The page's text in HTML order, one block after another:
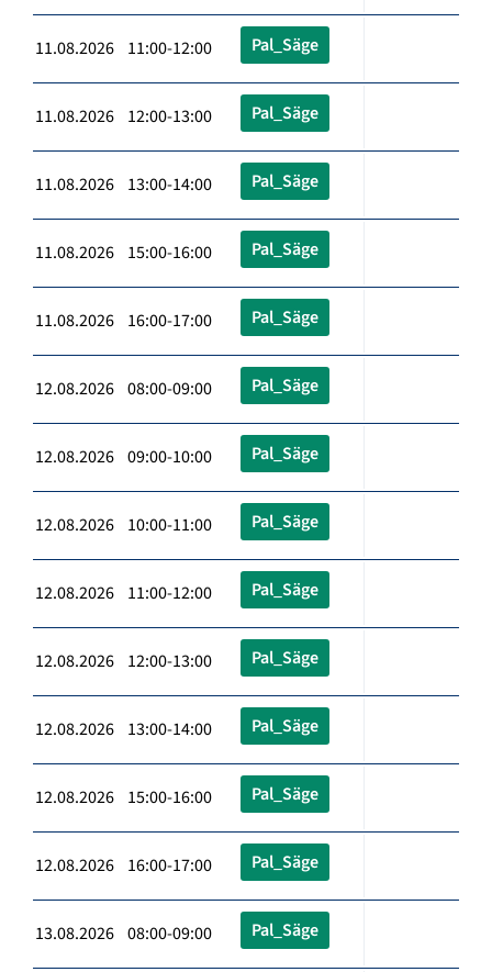
11.08.2026 11:00-12:00 Pal_Säge
11.08.2026 12:00-13:00 Pal_Säge
11.08.2026 13:00-14:00 Pal_Säge
11.08.2026 15:00-16:00 Pal_Säge
11.08.2026 16:00-17:00 Pal_Säge
12.08.2026 08:00-09:00 Pal_Säge
12.08.2026 09:00-10:00 Pal_Säge
12.08.2026 10:00-11:00 Pal_Säge
12.08.2026 11:00-12:00 Pal_Säge
12.08.2026 12:00-13:00 Pal_Säge
12.08.2026 13:00-14:00 Pal_Säge
12.08.2026 15:00-16:00 Pal_Säge
12.08.2026 16:00-17:00 Pal_Säge
13.08.2026 08:00-09:00 Pal_Säge